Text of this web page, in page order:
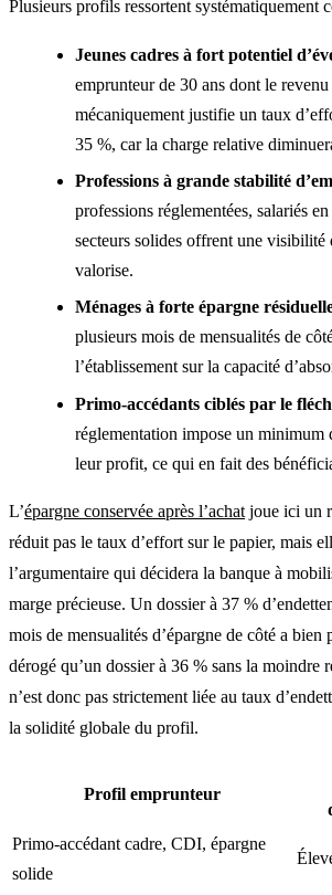
Plusieurs profils ressortent systématiquement
Jeunes cadres à fort potentiel
emprunteur de 30 ans dont le revenu
mécaniquement justifie un taux
35 %, car la charge relative
Professions à grande stabilité
professions réglementées, salariés
secteurs solides offrent une visibilité
valorise.
Ménages à forte épargne
plusieurs mois de mensualités de
l’établissement sur la capacité
Primo-accédants ciblés par le
réglementation impose un minimum
leur profit, ce qui en fait des
L’épargne conservée après l’achat joue ici un
réduit pas le taux d’effort sur le papier, mais
l’argumentaire qui décidera la banque à
marge précieuse. Un dossier à 37 %
mois de mensualités d’épargne de côté a bien
dérogé qu’un dossier à 36 % sans la moindre
n’est donc pas strictement liée au taux
la solidité globale du profil.
Profil emprunteur
Primo-accédant cadre, CDI, épargne
solide